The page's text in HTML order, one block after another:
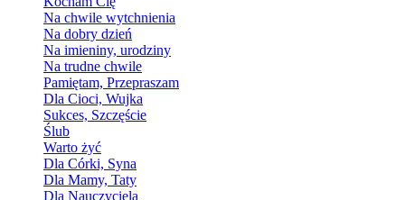
Na chwile wytchnienia
Na dobry dzień
Na imieniny, urodziny
Na trudne chwile
Pamiętam, Przepraszam
Dla Cioci, Wujka
Sukces, Szczęście
Ślub
Warto żyć
Dla Córki, Syna
Dla Mamy, Taty
Dla Nauczyciela